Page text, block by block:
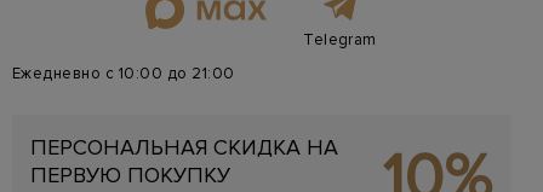
Telegram
Ежедневно с 10:00 до 21:00
ПЕРСОНАЛЬНАЯ СКИДКА НА
ПЕРВУЮ ПОКУПКУ